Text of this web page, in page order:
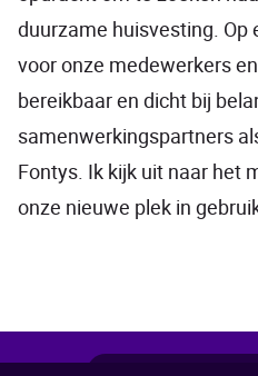
duurzame huisvesting. Op
voor onze medewerkers
bereikbaar en dicht bij
samenwerkingspartners
Fontys. Ik kijk uit naar het
onze nieuwe plek in